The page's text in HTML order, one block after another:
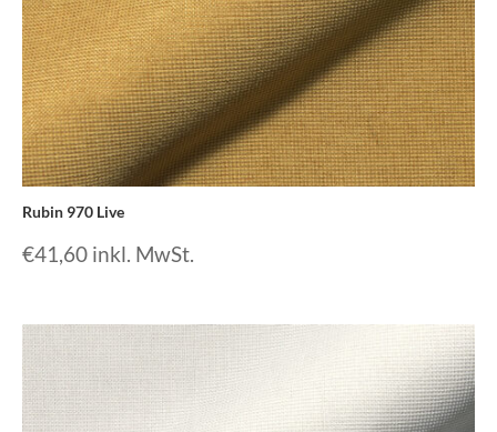
Rubin 970 Live
€41,60 inkl. MwSt.